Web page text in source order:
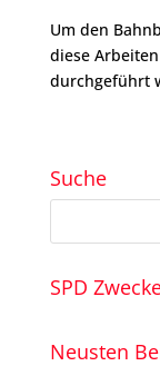
Um den
diese
durchgeführt
Suche
SPD
Neusten